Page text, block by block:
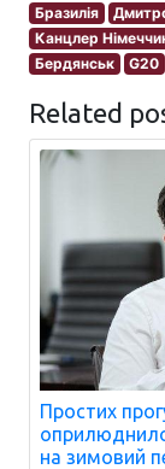
Бразилія
Канцлер
Бердянськ
G20
Related
Простих
на зимовий